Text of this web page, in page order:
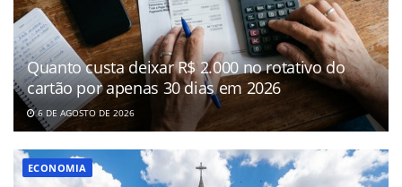
Quanto custa deixar R$ 2.000 no rotativo do
cartão por apenas 30 dias em 2026
6 DE AGOSTO DE 2026
ECONOMIA